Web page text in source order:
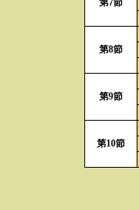
第7節
第8節
第9節
第10節